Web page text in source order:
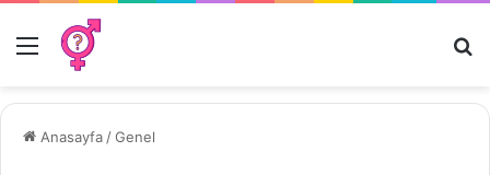
Menü
Anasayfa /Genel